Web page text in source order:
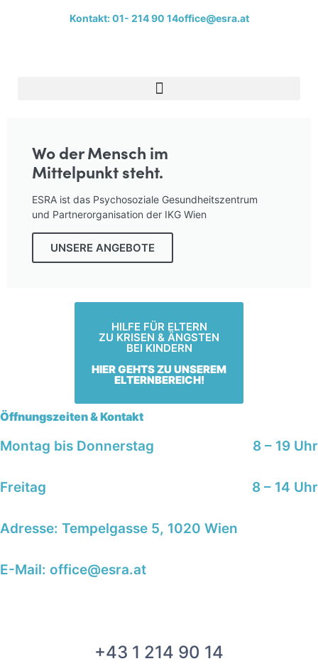
Kontakt: 01- 214 90 14office@esra.at
Wo der Mensch im
Mittelpunkt steht.
ESRA ist das Psychosoziale Gesundheitszentrum
und Partnerorganisation der IKG Wien
UNSERE ANGEBOTE
HILFE FÜR ELTERN
ZU KRISEN & ÄNGSTEN
BEI KINDERN
HIER GEHTS ZU UNSEREM
ELTERNBEREICH!
Öffnungszeiten & Kontakt
Montag bis Donnerstag 8 – 19 Uhr
Freitag 8 – 14 Uhr
Adresse: Tempelgasse 5, 1020 Wien
E-Mail: office@esra.at
+43 1 214 90 14